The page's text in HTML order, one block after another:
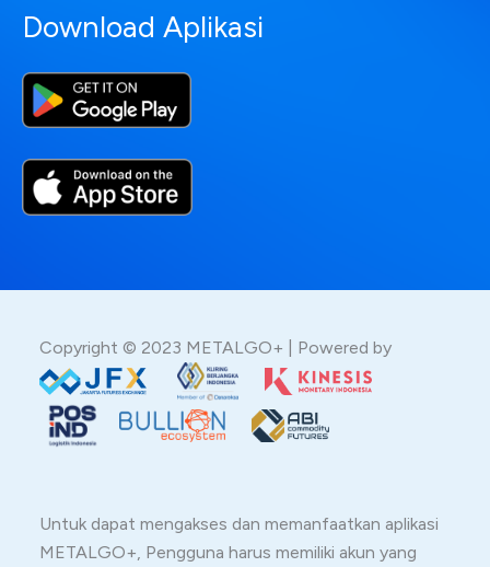
Download Aplikasi
Copyright © 2023 METALGO+ | Powered by
Untuk dapat mengakses dan memanfaatkan aplikasi
METALGO+, Pengguna harus memiliki akun yang